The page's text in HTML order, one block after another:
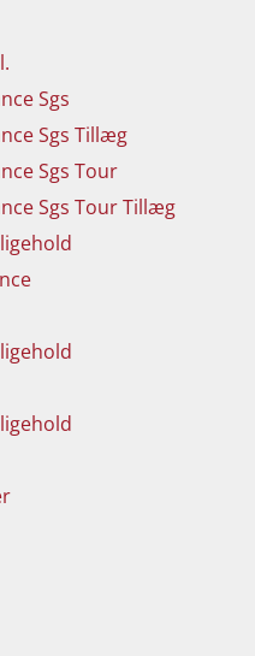
Sgs
Sgs Tillæg
Sgs Tour
Sgs Tour Tillæg